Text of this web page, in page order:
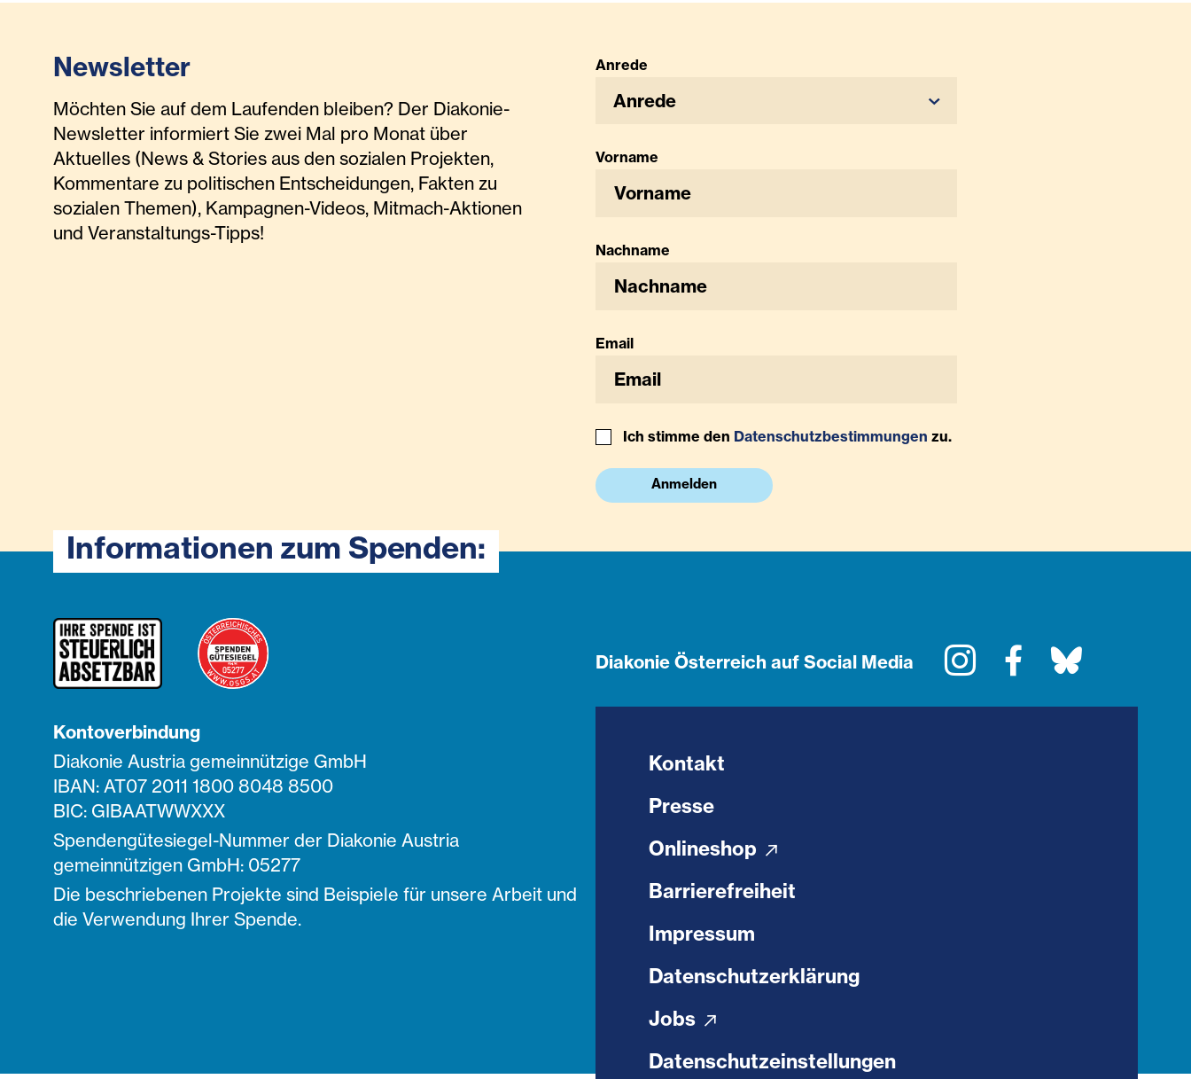
Newsletter
Möchten Sie auf dem Laufenden bleiben? Der Diakonie-
Newsletter informiert Sie zwei Mal pro Monat über
Aktuelles (News & Stories aus den sozialen Projekten,
Kommentare zu politischen Entscheidungen, Fakten zu
sozialen Themen), Kampagnen-Videos, Mitmach-Aktionen
und Veranstaltungs-Tipps!
Anrede
Anrede
Vorname
Nachname
Email
Ich stimme den Datenschutzbestimmungen zu.
Anmelden
Informationen zum Spenden:
Kontoverbindung
Diakonie Austria gemeinnützige GmbH
IBAN: AT07 2011 1800 8048 8500
BIC: GIBAATWWXXX
Spendengütesiegel-Nummer der Diakonie Austria
gemeinnützigen GmbH: 05277
Die beschriebenen Projekte sind Beispiele für unsere Arbeit und
die Verwendung Ihrer Spende.
Diakonie Österreich auf Social Media InstagramFacebook
Kontakt
Presse
Onlineshop
Barrierefreiheit
Impressum
Datenschutzerklärung
Jobs
Datenschutzeinstellungen